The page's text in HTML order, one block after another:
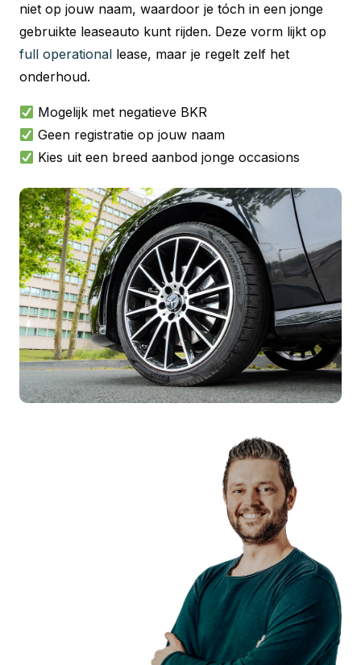
niet op jouw naam, waardoor je tóch in een jonge
gebruikte leaseauto kunt rijden. Deze vorm lijkt op
full operational lease, maar je regelt zelf het
onderhoud.
Mogelijk met negatieve BKR
Geen registratie op jouw naam
Kies uit een breed aanbod jonge occasions